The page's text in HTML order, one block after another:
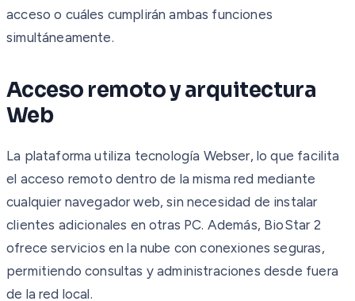
acceso o cuáles cumplirán ambas funciones
simultáneamente.
Acceso remoto y arquitectura
Web
La plataforma utiliza tecnología Webser, lo que facilita
el acceso remoto dentro de la misma red mediante
cualquier navegador web, sin necesidad de instalar
clientes adicionales en otras PC. Además, BioStar 2
ofrece servicios en la nube con conexiones seguras,
permitiendo consultas y administraciones desde fuera
de la red local.